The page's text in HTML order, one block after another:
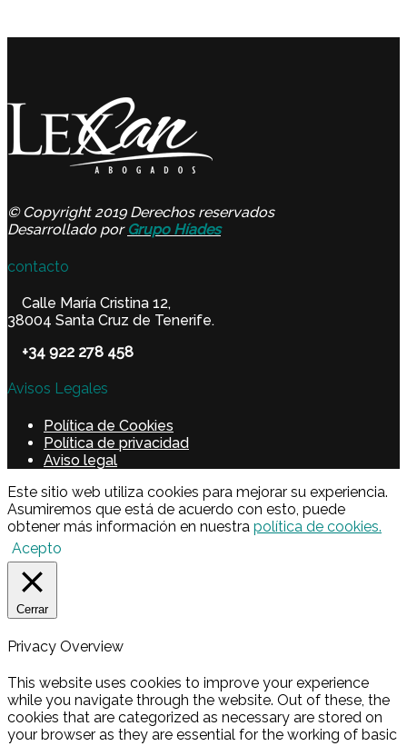
© Copyright 2019 Derechos reservados
Desarrollado por Grupo Híades
contacto
Calle María Cristina 12,
38004 Santa Cruz de Tenerife.
+34 922 278 458
Avisos Legales
Política de Cookies
Política de privacidad
Aviso legal
Este sitio web utiliza cookies para mejorar su experiencia.
Asumiremos que está de acuerdo con esto, puede
obtener más información en nuestra política de cookies.
Acepto
Cerrar
Privacy Overview
This website uses cookies to improve your experience
while you navigate through the website. Out of these, the
cookies that are categorized as necessary are stored on
your browser as they are essential for the working of basic